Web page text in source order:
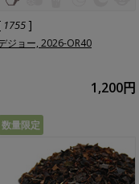
1755 ]
ジョー, 2026-OR40
1,200円
数量限定